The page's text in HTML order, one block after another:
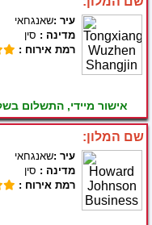
עיר :שאנגחאי
מדינה : סין
רמת אירוח :
אישור מיידי, התשלום
שם המלון:
עיר :שאנגחאי
מדינה : סין
רמת אירוח :